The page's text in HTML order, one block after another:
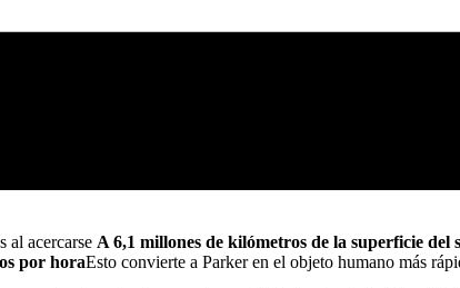
al acercarse A 6,1 millones de kilómetros de la superficie del
por horaEsto convierte a Parker en el objeto humano más